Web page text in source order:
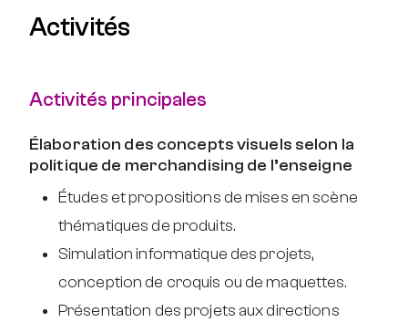
Activités
Activités principales
Élaboration des concepts visuels selon la
politique de merchandising de l’enseigne
Études et propositions de mises en scène
thématiques de produits.
Simulation informatique des projets,
conception de croquis ou de maquettes.
Présentation des projets aux directions